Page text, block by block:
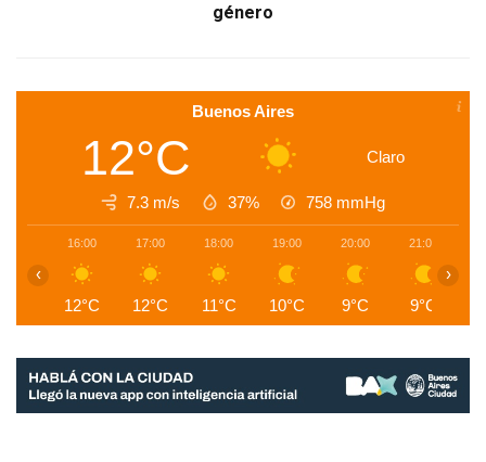
género
Buenos Aires
12°C Claro
7.3 m/s 37% 758 mmHg
16:00
12°C
17:00
12°C
18:00
11°C
19:00
10°C
20:00
9°C
21:00
9°C
‹ ›